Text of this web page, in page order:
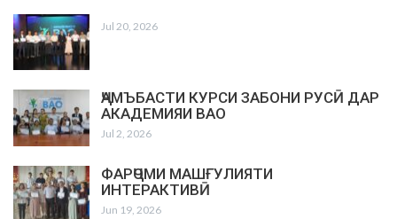
Jul 20, 2026
ҶАМЪБАСТИ КУРСИ ЗАБОНИ РУСӢ ДАР
АКАДЕМИЯИ ВАО
Jul 2, 2026
ФАРҶОМИ МАШҒУЛИЯТИ
ИНТЕРАКТИВӢ
Jun 19, 2026